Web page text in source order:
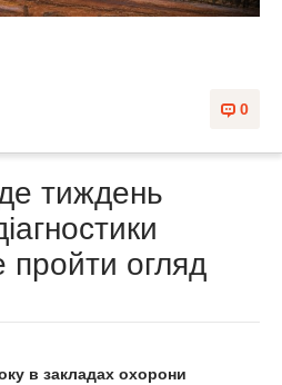
0
тиждень
огляд
в закладах охорони